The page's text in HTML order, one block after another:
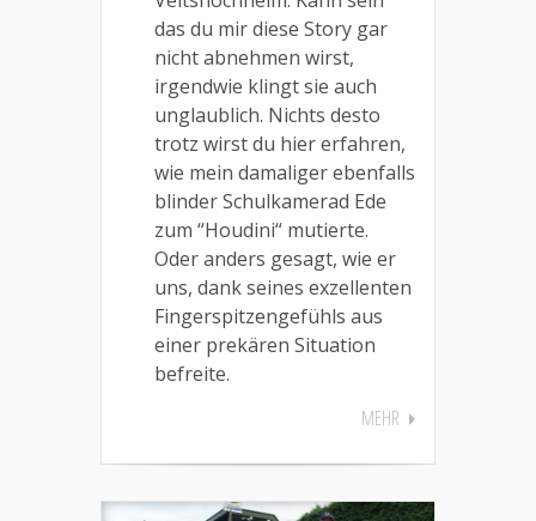
das du mir diese Story gar
nicht abnehmen wirst,
irgendwie klingt sie auch
unglaublich. Nichts desto
trotz wirst du hier erfahren,
wie mein damaliger ebenfalls
blinder Schulkamerad Ede
zum “Houdini“ mutierte.
Oder anders gesagt, wie er
uns, dank seines exzellenten
Fingerspitzengefühls aus
einer prekären Situation
befreite.
MEHR